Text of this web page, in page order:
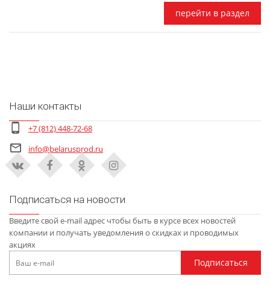
перейти в раздел
Наши контакты
+7 (812) 448-72-68
info@belarusprod.ru
Подписаться на новости
Введите свой e-mail адрес чтобы быть в курсе всех новостей
компании и получать уведомления о скидках и проводимых
акциях
Подписаться